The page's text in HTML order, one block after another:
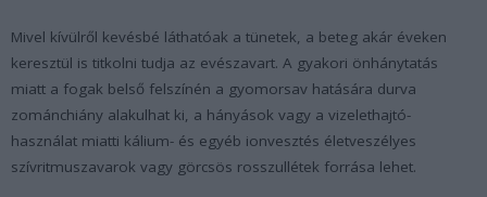
Mivel kívülről kevésbé láthatóak a tünetek, a beteg akár éveken
keresztül is titkolni tudja az evészavart. A gyakori önhánytatás
miatt a fogak belső felszínén a gyomorsav hatására durva
zománchiány alakulhat ki, a hányások vagy a vizelethajtó-
használat miatti kálium- és egyéb ionvesztés életveszélyes
szívritmuszavarok vagy görcsös rosszullétek forrása lehet.